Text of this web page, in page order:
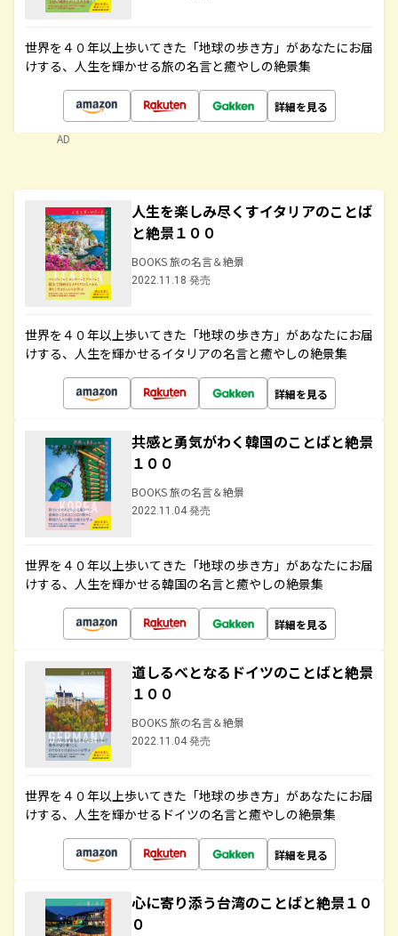
世界を４０年以上歩いてきた「地球の歩き方」があなたにお届
けする、人生を輝かせる旅の名言と癒やしの絶景集
詳細を見る
AD
人生を楽しみ尽くすイタリアのことば
と絶景１００
BOOKS 旅の名言＆絶景
2022.11.18 発売
世界を４０年以上歩いてきた「地球の歩き方」があなたにお届
けする、人生を輝かせるイタリアの名言と癒やしの絶景集
詳細を見る
共感と勇気がわく韓国のことばと絶景
１００
BOOKS 旅の名言＆絶景
2022.11.04 発売
世界を４０年以上歩いてきた「地球の歩き方」があなたにお届
けする、人生を輝かせる韓国の名言と癒やしの絶景集
詳細を見る
道しるべとなるドイツのことばと絶景
１００
BOOKS 旅の名言＆絶景
2022.11.04 発売
世界を４０年以上歩いてきた「地球の歩き方」があなたにお届
けする、人生を輝かせるドイツの名言と癒やしの絶景集
詳細を見る
心に寄り添う台湾のことばと絶景１０
０